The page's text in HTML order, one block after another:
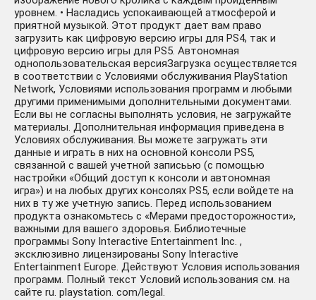
уровнем. • Насладись успокаивающей атмосферой и
приятной музыкой. Этот продукт дает вам право
загрузить как цифровую версию игры для PS4, так и
цифровую версию игры для PS5. Автономная
однопользовательская версияЗагрузка осуществляется
в соответствии с Условиями обслуживания PlayStation
Network, Условиями использования программ и любыми
другими применимыми дополнительными документами.
Если вы не согласны выполнять условия, не загружайте
материалы. Дополнительная информация приведена в
Условиях обслуживания. Вы можете загружать эти
данные и играть в них на основной консоли PS5,
связанной с вашей учетной записьью (с помощью
настройки «Общий доступ к консоли и автономная
игра») и на любых других консолях PS5, если войдете на
них в ту же учетную запись. Перед использованием
продукта ознакомьтесь с «Мерами предосторожности»,
важными для вашего здоровья. Библиотечные
программы Sony Interactive Entertainment Inc. ,
эксклюзивно лицензированы Sony Interactive
Entertainment Europe. Действуют Условия использования
программ. Полный текст Условий использования см. на
сайте ru. playstation. com/legal.